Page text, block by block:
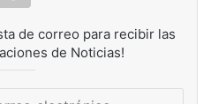
de correo para recibir las
de Noticias!